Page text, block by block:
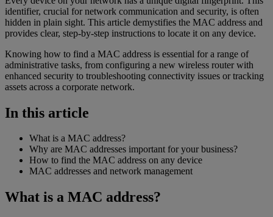
identifier, crucial for network communication and security, is often
hidden in plain sight. This article demystifies the MAC address and
provides clear, step-by-step instructions to locate it on any device.
Knowing how to find a MAC address is essential for a range of
administrative tasks, from configuring a new wireless router with
enhanced security to troubleshooting connectivity issues or tracking
assets across a corporate network.
In this article
What is a MAC address?
Why are MAC addresses important for your business?
How to find the MAC address on any device
MAC addresses and network management
What is a MAC address?